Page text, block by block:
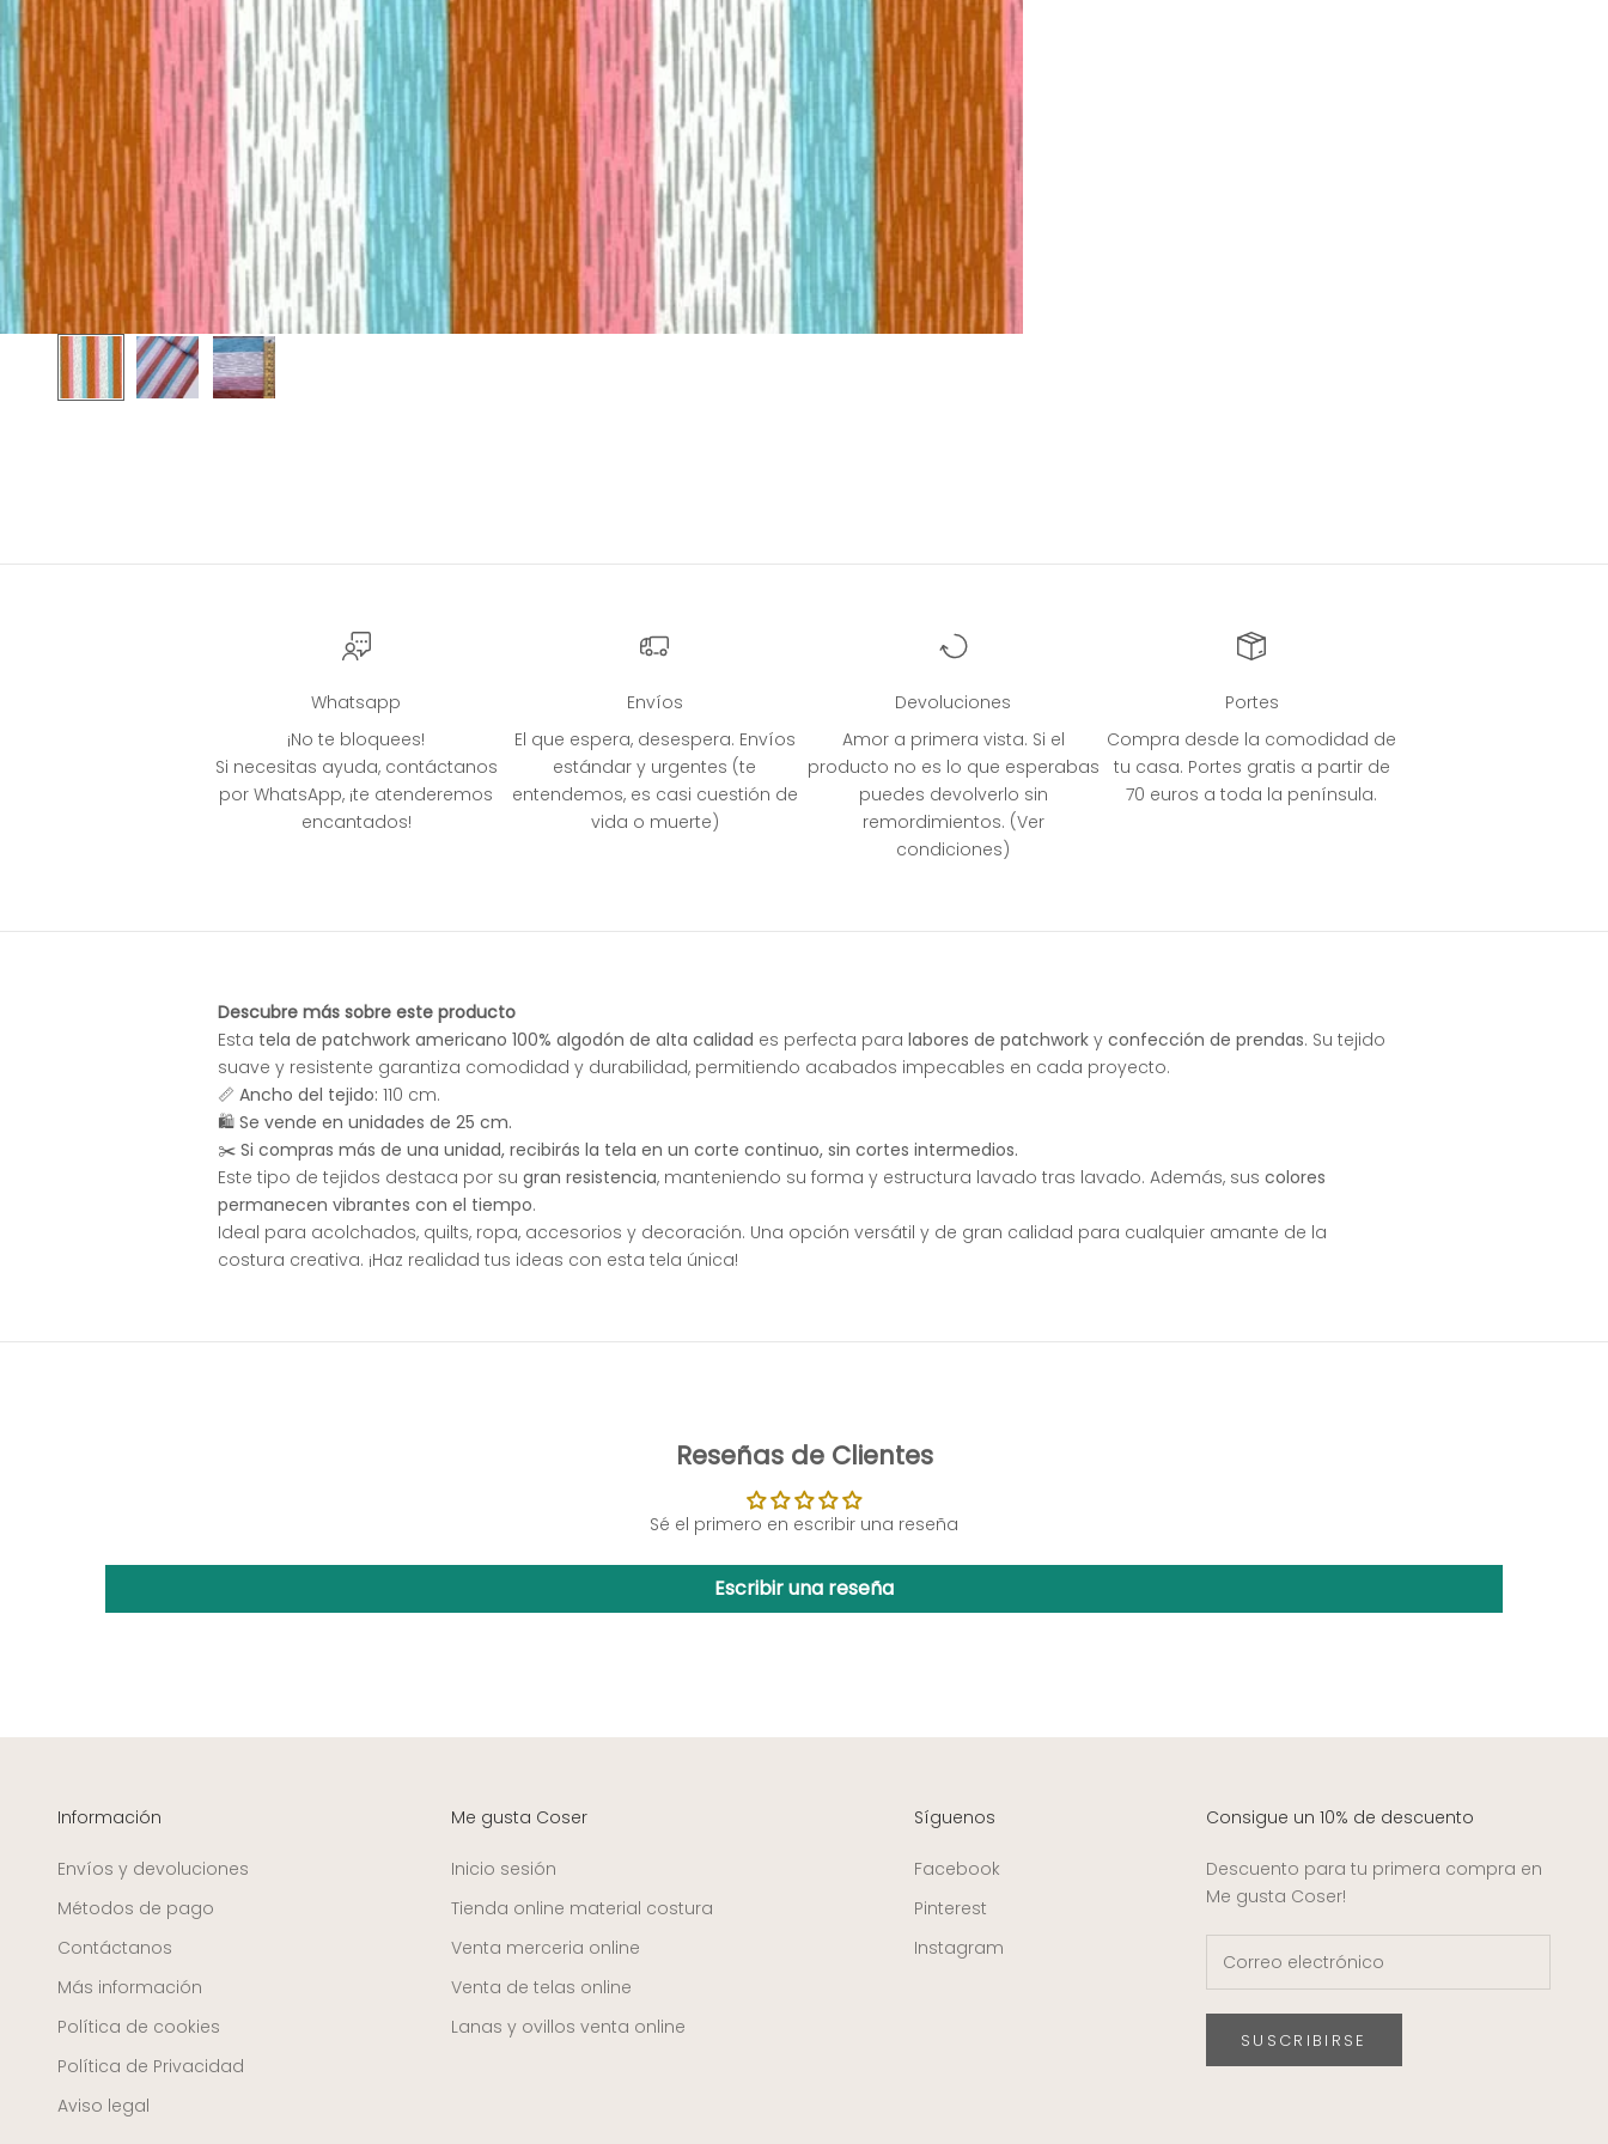
Whatsapp
¡No te bloquees!
Si necesitas ayuda, contáctanos
por WhatsApp, ¡te atenderemos
encantados!
Envíos
El que espera, desespera. Envíos
estándar y urgentes (te
entendemos, es casi cuestión de
vida o muerte)
Devoluciones
Amor a primera vista. Si el
producto no es lo que esperabas
puedes devolverlo sin
remordimientos. (Ver
condiciones)
Portes
Compra desde la comodidad de
tu casa. Portes gratis a partir de
70 euros a toda la península.
Descubre más sobre este producto
Esta tela de patchwork americano 100% algodón de alta calidad es perfecta para labores de patchwork y confección de prendas. Su tejido
suave y resistente garantiza comodidad y durabilidad, permitiendo acabados impecables en cada proyecto.
📏 Ancho del tejido: 110 cm.
🛍 Se vende en unidades de 25 cm.
✂️ Si compras más de una unidad, recibirás la tela en un corte continuo, sin cortes intermedios.
Este tipo de tejidos destaca por su gran resistencia, manteniendo su forma y estructura lavado tras lavado. Además, sus colores
permanecen vibrantes con el tiempo.
Ideal para acolchados, quilts, ropa, accesorios y decoración. Una opción versátil y de gran calidad para cualquier amante de la
costura creativa. ¡Haz realidad tus ideas con esta tela única!
Reseñas de Clientes
Sé el primero en escribir una reseña
Escribir una reseña
Información
Envíos y devoluciones
Métodos de pago
Contáctanos
Más información
Política de cookies
Política de Privacidad
Aviso legal
Me gusta Coser
Inicio sesión
Tienda online material costura
Venta merceria online
Venta de telas online
Lanas y ovillos venta online
Síguenos
Facebook
Pinterest
Instagram
Consigue un 10% de descuento
Descuento para tu primera compra en
Me gusta Coser!
SUSCRIBIRSE